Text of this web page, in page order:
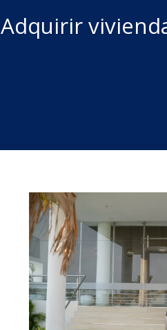
Adquirir